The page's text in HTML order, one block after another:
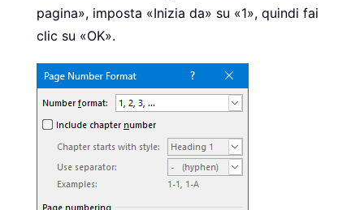
pagina», imposta «Inizia da» su «1», quindi fai
clic su «OK».